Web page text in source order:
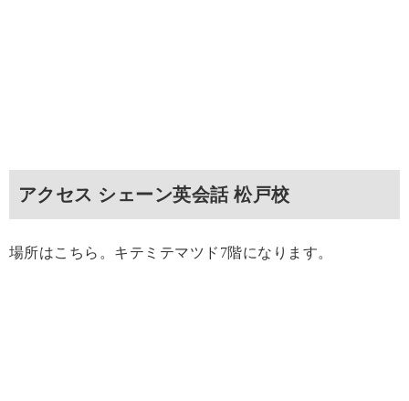
アクセス シェーン英会話 松戸校
場所はこちら。キテミテマツド7階になります。